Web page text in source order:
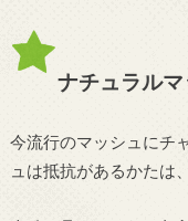
ナチュラルマ
今流行のマッシュにチ
ュは抵抗があるかたは、